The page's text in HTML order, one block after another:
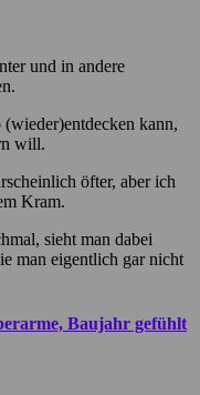
und in andere
(wieder)entdecken kann,
will.
öfter, aber ich
Kram.
sieht man dabei
man eigentlich gar nicht